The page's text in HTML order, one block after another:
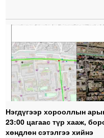
Нэгдүгээр хорооллын
23:00 цагаас түр хааж,
хөндлөн сэтэлгээ хийнэ